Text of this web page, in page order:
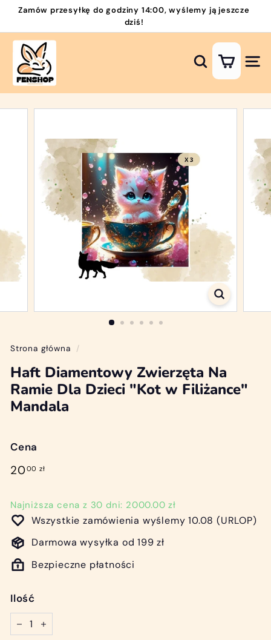
Przejdź
zawartości
Wstrzymaj
Zamów przesyłkę do godziny 14:00, wyślemy ją jeszcze
dziś!
H
a
f
t
D
o
w
y
/
i
m
o
n
d
i
n
i
n
g
Szukaj
Strona główna /
Haft Diamentowy Zwierzęta Na
Ramie Dla Dzieci "Kot w Filiżance"
Mandala
Cena
Cena
2000 zł20,00
Najniższa cena z 30 dni: 2000.00 zł
Wszystkie zamówienia wyślemy 10.08 (URLOP)
Darmowa wysyłka od 199 zł
Bezpieczne płatności
Ilość